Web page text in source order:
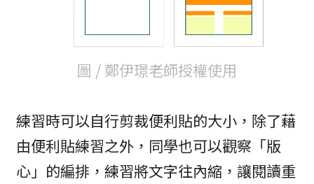
圖 / 鄭伊璟老師授權使用
練習時可以自行剪裁便利貼的大小，除了藉
由便利貼練習之外，同學也可以觀察「版
心」的編排，練習將文字往內縮，讓閱讀重